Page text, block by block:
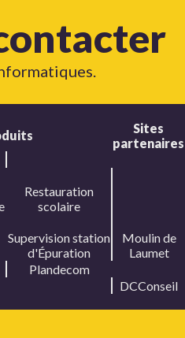
Sites
partenaires
Restauration
scolaire
Supervision station
d'Épuration
Moulin de
Laumet
Plandecom
DCConseil